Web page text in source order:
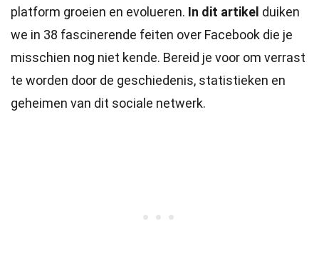
platform groeien en evolueren. In dit artikel duiken
we in 38 fascinerende feiten over Facebook die je
misschien nog niet kende. Bereid je voor om verrast
te worden door de geschiedenis, statistieken en
geheimen van dit sociale netwerk.